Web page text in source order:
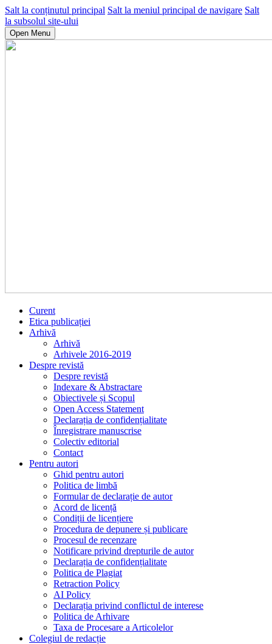
Salt la conținutul principal Salt la meniul principal de navigare Salt
la subsolul site-ului
Open Menu
Curent
Etica publicației
Arhivă
Arhivă
Arhivele 2016-2019
Despre revistă
Despre revistă
Indexare & Abstractare
Obiectivele și Scopul
Open Access Statement
Declarația de confidențialitate
Înregistrare manuscrise
Colectiv editorial
Contact
Pentru autori
Ghid pentru autori
Politica de limbă
Formular de declarație de autor
Acord de licență
Condiții de licențiere
Procedura de depunere și publicare
Procesul de recenzare
Notificare privind drepturile de autor
Declarația de confidențialitate
Politica de Plagiat
Retraction Policy
AI Policy
Declarația privind conflictul de interese
Politica de Arhivare
Taxa de Procesare a Articolelor
Colegiul de redacție